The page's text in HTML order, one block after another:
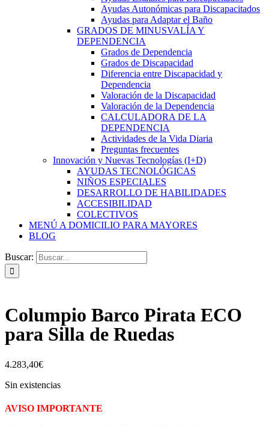
Ayudas Autonómicas para Discapacitados
Ayudas para Adaptar el Baño
GRADOS DE MINUSVALÍA Y
DEPENDENCIA
Grados de Dependencia
Grados de Discapacidad
Diferencia entre Discapacidad y
Dependencia
Valoración de la Discapacidad
Valoración de la Dependencia
CALCULADORA DE LA
DEPENDENCIA
Actividades de la Vida Diaria
Preguntas frecuentes
Innovación y Nuevas Tecnologías (I+D)
AYUDAS TECNOLÓGICAS
NIÑOS ESPECIALES
DESARROLLO DE HABILIDADES
ACCESIBILIDAD
COLECTIVOS
MENÚ A DOMICILIO PARA MAYORES
BLOG
Buscar:
Columpio Barco Pirata ECO
para Silla de Ruedas
4.283,40€
Sin existencias
AVISO IMPORTANTE